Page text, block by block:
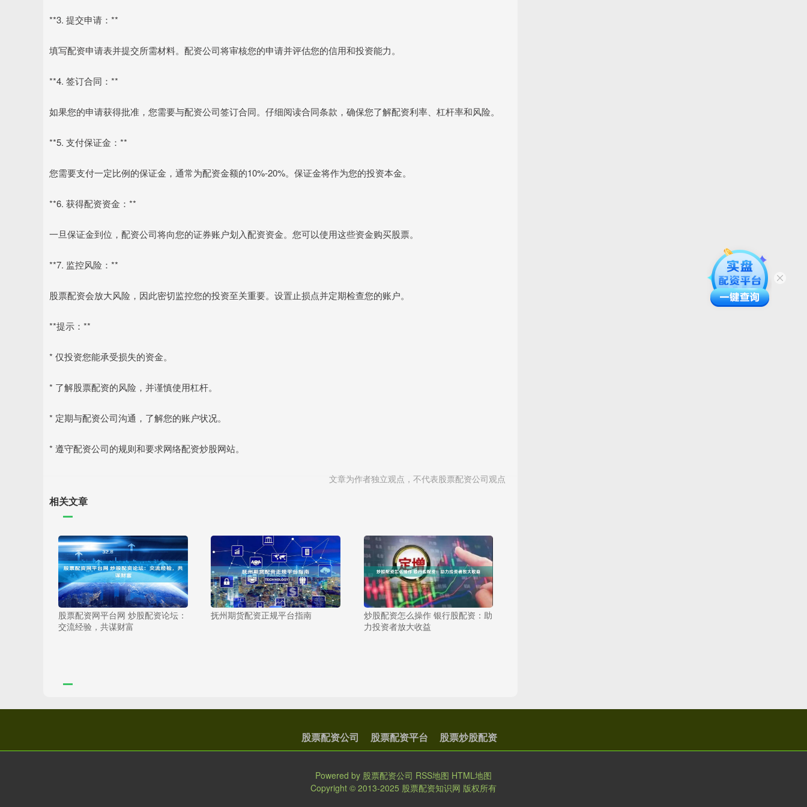
**3. 提交申请：**
填写配资申请表并提交所需材料。配资公司将审核您的申请并评估您的信用和投资能力。
**4. 签订合同：**
如果您的申请获得批准，您需要与配资公司签订合同。仔细阅读合同条款，确保您了解配资利率、杠杆率和风险。
**5. 支付保证金：**
您需要支付一定比例的保证金，通常为配资金额的10%-20%。保证金将作为您的投资本金。
**6. 获得配资资金：**
一旦保证金到位，配资公司将向您的证券账户划入配资资金。您可以使用这些资金购买股票。
**7. 监控风险：**
股票配资会放大风险，因此密切监控您的投资至关重要。设置止损点并定期检查您的账户。
**提示：**
* 仅投资您能承受损失的资金。
* 了解股票配资的风险，并谨慎使用杠杆。
* 定期与配资公司沟通，了解您的账户状况。
* 遵守配资公司的规则和要求网络配资炒股网站。
文章为作者独立观点，不代表股票配资公司观点
相关文章
股票配资网平台网 炒股配资论坛：
交流经验，共谋财富
抚州期货配资正规平台指南
炒股配资怎么操作 银行股配资：助
力投资者放大收益
股票配资公司 股票配资平台 股票炒股配资
Powered by 股票配资公司 RSS地图 HTML地图
Copyright © 2013-2025 股票配资知识网 版权所有